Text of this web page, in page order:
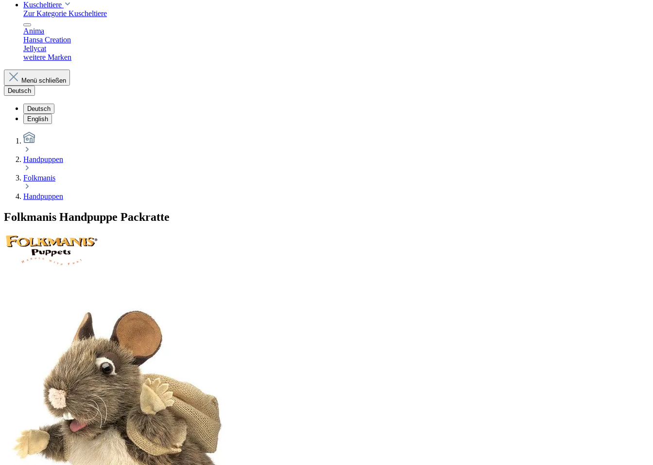
Kuscheltiere
Zur Kategorie Kuscheltiere
Anima
Hansa Creation
Jellycat
weitere Marken
Menü schließen
Deutsch
Deutsch
English
Handpuppen
Folkmanis
Handpuppen
Folkmanis Handpuppe Packratte